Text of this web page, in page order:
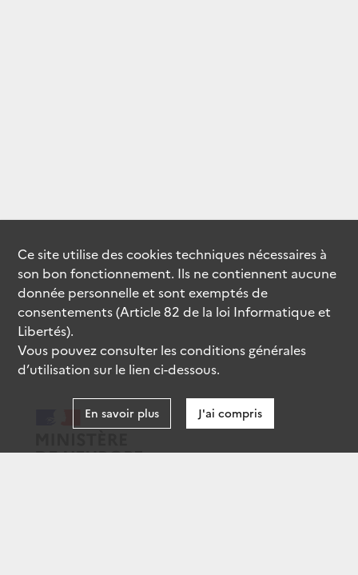
Ce site utilise descookiestechniques nécessaires à
son bon fonctionnement. Ils ne contiennent aucune
donnée personnelle et sont exemptés de
consentements (Article 82 de la loi Informatique et
Libertés).
Vous pouvez consulter les conditions générales
d’utilisation sur le lien ci-dessous.
En savoir plus J'ai compris